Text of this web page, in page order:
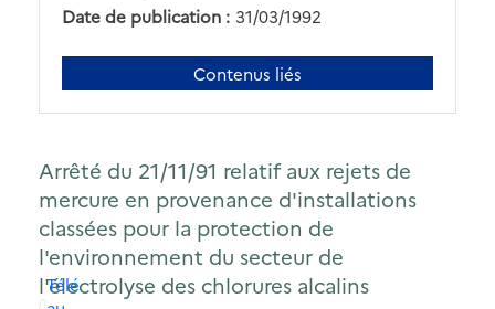
Date de publication : 31/03/1992
Contenus liés
Arrêté du 21/11/91 relatif aux rejets de
mercure en provenance d'installations
classées pour la protection de
l'environnement du secteur de
l'électrolyse des chlorures alcalins
Télécharger